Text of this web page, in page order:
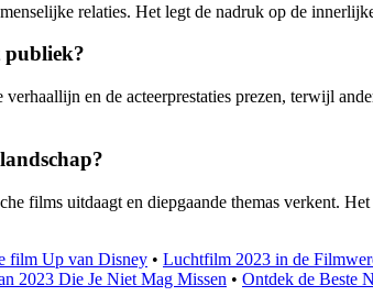
relaties. Het legt de nadruk op de
publiek?
en de acteerprestaties prezen, terwijl
films uitdaagt en diepgaande themas verkent.
film Up van Disney • Luchtfilm 2023 in de
2023 Die Je Niet Mag Missen • Ontdek de Beste